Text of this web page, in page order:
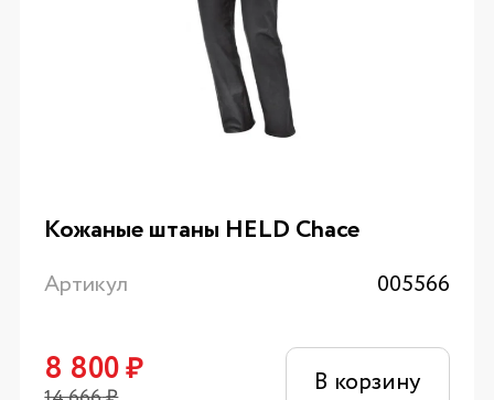
Кожаные штаны HELD Chace
Артикул 005566
8 800₽ В корзину